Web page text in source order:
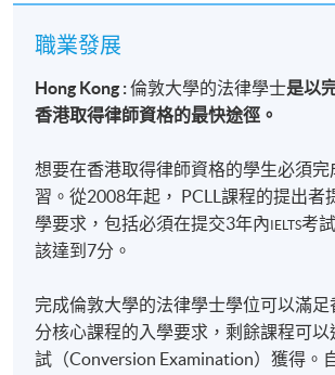
放眼更高，走得更遠。
選擇一個歷久不衰、受全球認可的法律
門的學歷。
University of London LL.B. @
起點
COML9031
理
哲
學
理
論*
2026 年
9 月09
L6
法
**
日
L6
職業發展
Hong Kong :倫敦大學的法律學士是以
香港取得律師資格的最快途徑。
想要在香港取得律師資格的學生必須完
習。從2008年起， PCLL課程的提出者
學要求，包括必須在提交3年內IELTS考
該達到7分。
完成倫敦大學的法律學士學位可以滿足
分核心課程的入學要求，剩餘課程可
試（Conversion Examination）獲得。